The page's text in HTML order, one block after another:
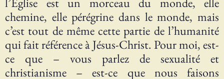
chemine, elle pérégrine dans le monde, mais
c’est tout de même cette partie de l’humanité
qui fait référence à Jésus-Christ. Pour moi, est-
ce que – vous parlez de sexualité et
christianisme – est-ce que nous faisons